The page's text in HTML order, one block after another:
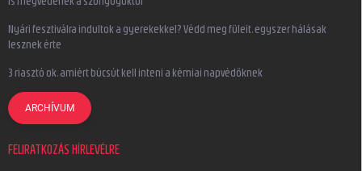
Nyári fesztiválra indultok a gyerekekkel? Védd meg füleit, egyszer hálásak
lesznek érte
3 riasztó ok, amiért búcsút kell inteni a kémiai napvédőknek
ARCHÍVUM
FELIRATKOZÁS HÍRLEVÉLRE